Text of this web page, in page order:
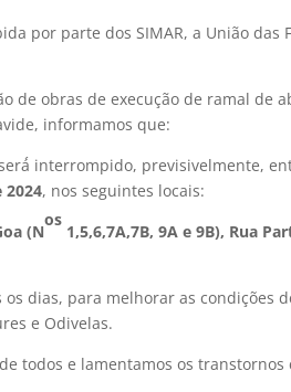
por parte dos SIMAR, a União das
de obras de execução de ramal de
informamos que:
interrompido, previsivelmente,
2024, nos seguintes locais:
(N
os
1,5,6,7A,7B, 9A e 9B), Rua
dias, para melhorar as condições
e Odivelas.
todos e lamentamos os transtornos